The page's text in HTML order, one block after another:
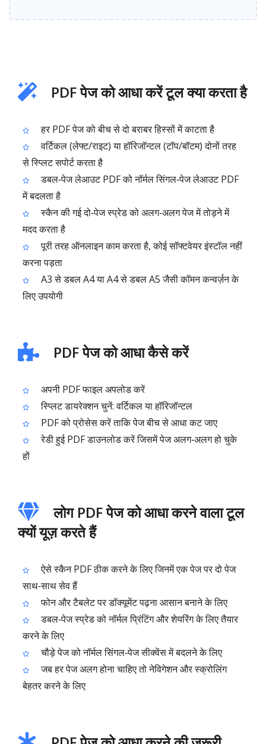
PDF पेज को आधा करें टूल क्या करता है
हर PDF पेज को बीच से दो बराबर हिस्सों में काटता है
वर्टिकल (लेफ्ट/राइट) या हॉरिजॉन्टल (टॉप/बॉटम) दोनों तरह
से स्प्लिट सपोर्ट करता है
डबल‑पेज लेआउट PDF को नॉर्मल सिंगल‑पेज लेआउट PDF
में बदलता है
स्कैन की गई दो‑पेज स्प्रेड को अलग‑अलग पेज में तोड़ने में
मदद करता है
पूरी तरह ऑनलाइन काम करता है, कोई सॉफ्टवेयर इंस्टॉल नहीं
करना पड़ता
A3 से डबल A4 या A4 से डबल A5 जैसी कॉमन कन्वर्ज़न के
लिए उपयोगी
PDF पेज को आधा कैसे करें
अपनी PDF फाइल अपलोड करें
स्प्लिट डायरेक्शन चुनें: वर्टिकल या हॉरिजॉन्टल
PDF को प्रोसेस करें ताकि पेज बीच से आधा कट जाए
रेडी हुई PDF डाउनलोड करें जिसमें पेज अलग‑अलग हो चुके
हों
लोग PDF पेज को आधा करने वाला टूल
क्यों यूज़ करते हैं
ऐसे स्कैन PDF ठीक करने के लिए जिनमें एक पेज पर दो पेज
साथ‑साथ सेव हैं
फोन और टैबलेट पर डॉक्यूमेंट पढ़ना आसान बनाने के लिए
डबल‑पेज स्प्रेड को नॉर्मल प्रिंटिंग और शेयरिंग के लिए तैयार
करने के लिए
चौड़े पेज को नॉर्मल सिंगल‑पेज सीक्वेंस में बदलने के लिए
जब हर पेज अलग होना चाहिए तो नेविगेशन और स्क्रोलिंग
बेहतर करने के लिए